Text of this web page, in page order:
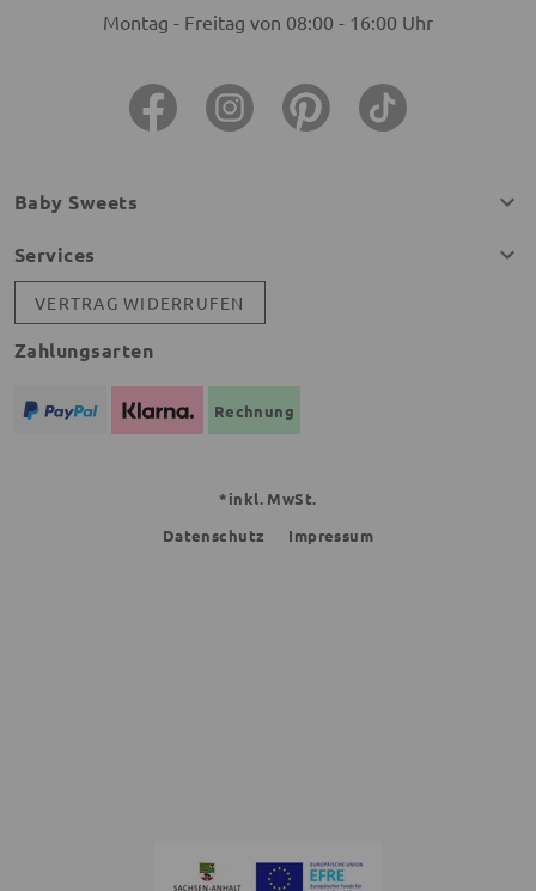
Montag - Freitag von 08:00 - 16:00 Uhr
Baby Sweets
Services
VERTRAG WIDERRUFEN
Zahlungsarten
Rechnung
*inkl. MwSt.
Datenschutz
Impressum